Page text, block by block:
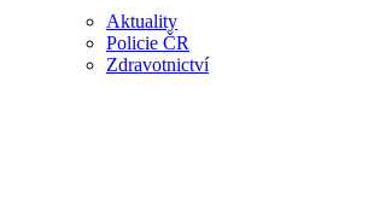
Aktuality
Policie ČR
Zdravotnictví